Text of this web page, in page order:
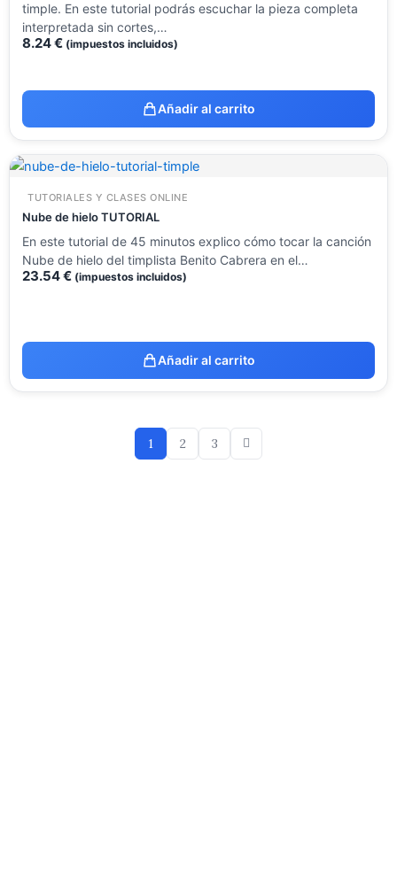
timple. En este tutorial podrás escuchar la pieza completa
interpretada sin cortes,…
8.24€ (impuestos incluidos)
Añadir al carrito
TUTORIALES Y CLASES ONLINE
Nube de hielo TUTORIAL
En este tutorial de 45 minutos explico cómo tocar la canción
Nube de hielo del timplista Benito Cabrera en el…
23.54€ (impuestos incluidos)
Añadir al carrito
1 2 3